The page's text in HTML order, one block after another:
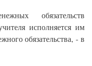
обязательств
исполняется им
обязательства, - в